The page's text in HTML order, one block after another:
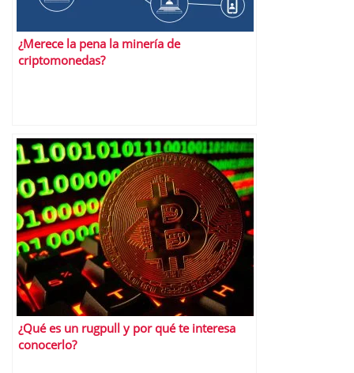
¿Merece la pena la minería de
criptomonedas?
¿Qué es un rugpull y por qué te interesa
conocerlo?